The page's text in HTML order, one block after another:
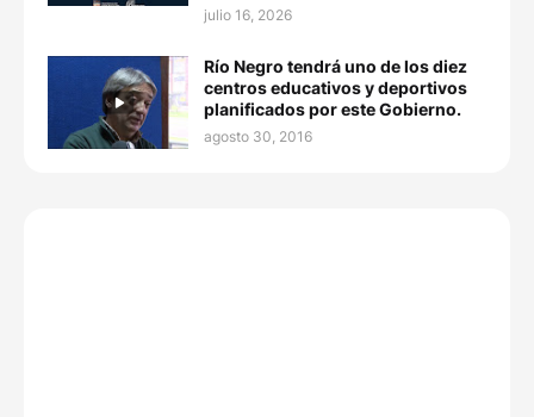
julio 16, 2026
Río Negro tendrá uno de los diez
centros educativos y deportivos
planificados por este Gobierno.
agosto 30, 2016